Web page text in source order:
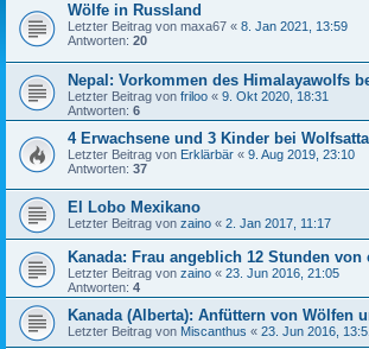
Wölfe in Russland
Letzter Beitrag von maxa67 « 8. Jan 2021, 13:59
Antworten: 20
Nepal: Vorkommen des Himalayawolfs
Letzter Beitrag von friloo « 9. Okt 2020, 18:31
Antworten: 6
4 Erwachsene und 3 Kinder bei
Letzter Beitrag von Erklärbär « 9. Aug 2019, 23:10
Antworten: 37
El Lobo Mexikano
Letzter Beitrag von zaino « 2. Jan 2017, 11:17
Kanada: Frau angeblich 12 Stunden
Letzter Beitrag von zaino « 23. Jun 2016, 21:05
Antworten: 4
Kanada (Alberta): Anfüttern von Wölfen
Letzter Beitrag von Miscanthus « 23. Jun 2016,